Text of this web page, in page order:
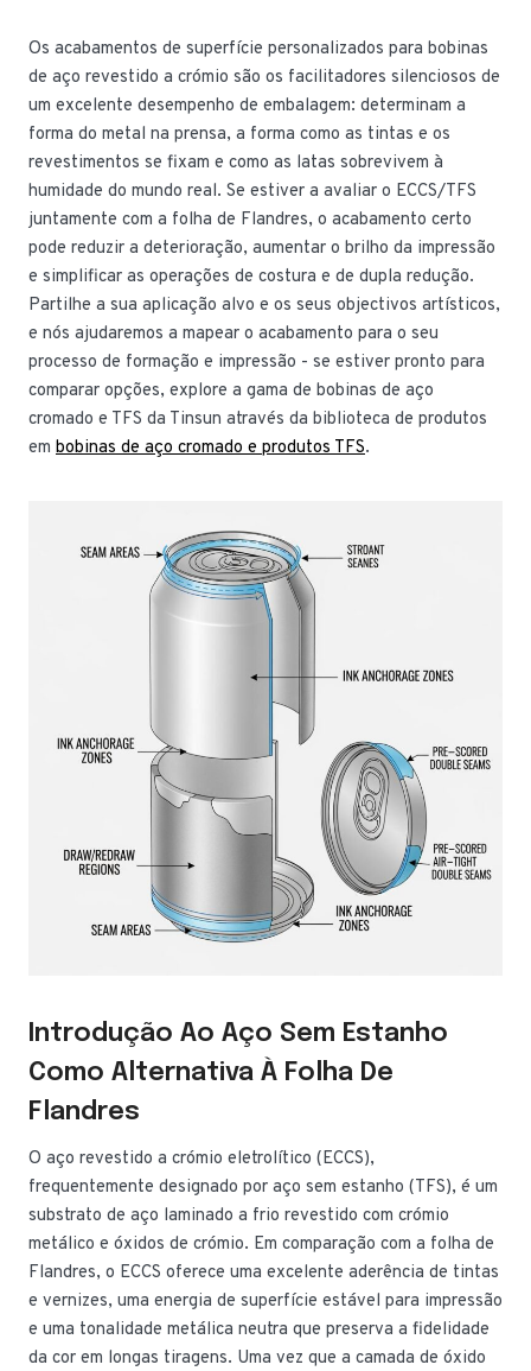
Os acabamentos de superfície personalizados para bobinas
de aço revestido a crómio são os facilitadores silenciosos de
um excelente desempenho de embalagem: determinam a
forma do metal na prensa, a forma como as tintas e os
revestimentos se fixam e como as latas sobrevivem à
humidade do mundo real. Se estiver a avaliar o ECCS/TFS
juntamente com a folha de Flandres, o acabamento certo
pode reduzir a deterioração, aumentar o brilho da impressão
e simplificar as operações de costura e de dupla redução.
Partilhe a sua aplicação alvo e os seus objectivos artísticos,
e nós ajudaremos a mapear o acabamento para o seu
processo de formação e impressão - se estiver pronto para
comparar opções, explore a gama de bobinas de aço
cromado e TFS da Tinsun através da biblioteca de produtos
em bobinas de aço cromado e produtos TFS.
Introdução Ao Aço Sem Estanho
Como Alternativa À Folha De
Flandres
O aço revestido a crómio eletrolítico (ECCS),
frequentemente designado por aço sem estanho (TFS), é um
substrato de aço laminado a frio revestido com crómio
metálico e óxidos de crómio. Em comparação com a folha de
Flandres, o ECCS oferece uma excelente aderência de tintas
e vernizes, uma energia de superfície estável para impressão
e uma tonalidade metálica neutra que preserva a fidelidade
da cor em longas tiragens. Uma vez que a camada de óxido